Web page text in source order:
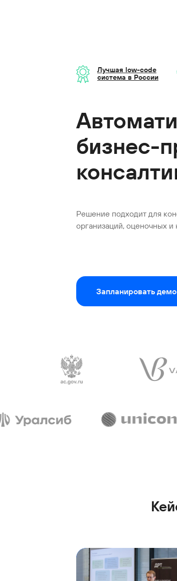
Решение подходит для
организаций, оценочных
Запланировать демо
бизнес-
Лучшая low-code
система в России